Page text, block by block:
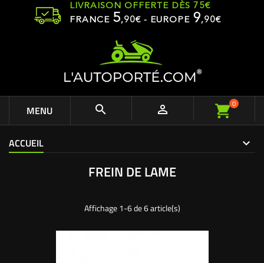
LIVRAISON OFFERTE DÈS 75€
FRANCE 5,90€ - EUROPE 9,90€
MENU   0
ACCUEIL
FREIN DE LAME
Affichage 1-6 de 6 article(s)